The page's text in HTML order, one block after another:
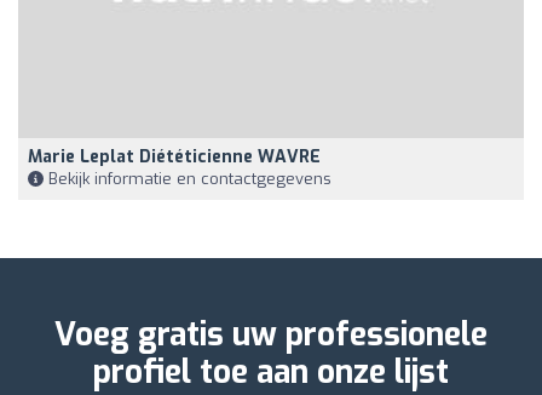
Marie Leplat Diététicienne WAVRE
Bekijk informatie en contactgegevens
Voeg gratis uw professionele
profiel toe aan onze lijst